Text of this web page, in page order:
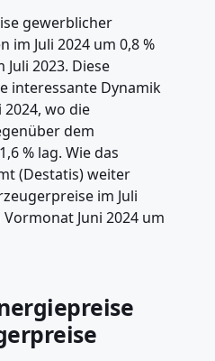
gewerblicher
im Juli 2024 um 0,8 %
2023. Diese
interessante Dynamik
2024, wo die
dem
% lag. Wie das
(Destatis) weiter
im Juli
Juni 2024 um